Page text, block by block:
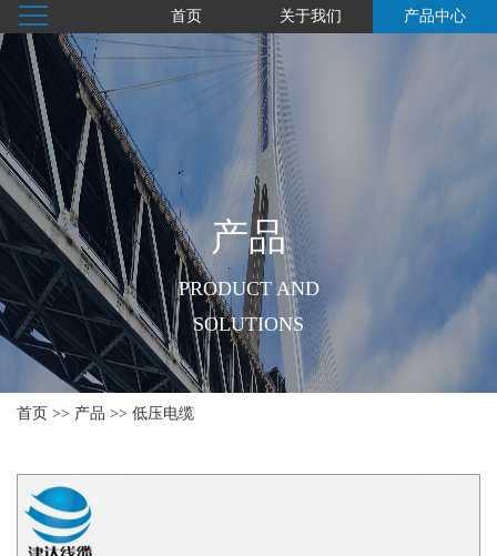
首页 关于我们 产品中心
产品
PRODUCT AND
SOLUTIONS
首页 >> 产品 >> 低压电缆